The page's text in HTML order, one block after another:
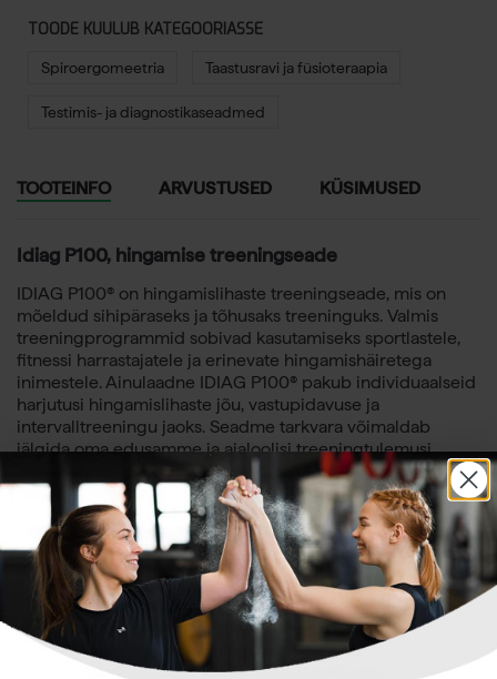
TOODE KUULUB KATEGOORIASSE
Spiroergomeetria Taastusravi ja füsioteraapia
Testimis- ja diagnostikaseadmed
TOOTEINFO ARVUSTUSED KÜSIMUSED
Idiag P100, hingamise treeningseade
IDIAG P100® on hingamislihaste treeningseade, mis on
mõeldud sihipäraseks ja tõhusaks treeninguks. Valmis
treeningprogrammid sobivad kasutamiseks sportlastele,
fitnessi harrastajatele ja erinevate hingamishäiretega
inimestele. Ainulaadne IDIAG P100® pakub individuaalseid
harjutusi hingamislihaste jõu, vastupidavuse ja
intervalltreeningu jaoks. Seadme tarkvara võimaldab
jälgida oma edusamme ja ajaloolisi treeningtulemusi.
Seade sobib nii professionaalseks kui ka koduseks
kasutamiseks. Laadige allaIdiag P100 andmeleht.
Mitmed treeninguvõimalused: vabatreening,
jõutreening, vastupidavustreening ja
intervalltreening
Automaatne hingamislihaste treening
Vastupidav hingamislihaste treening
Hingamissügavust, hingamissagedust,
hingamistakistust ja vastupanu taset saab